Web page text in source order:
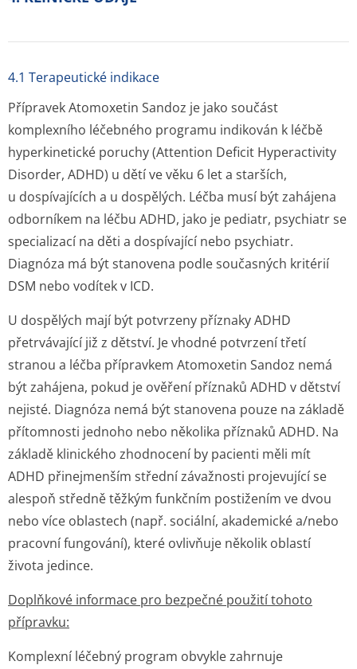
4.1 Terapeutické indikace
Přípravek Atomoxetin Sandoz je jako součást
komplexního léčebného programu indikován k léčbě
hyperkinetické poruchy (Attention Deficit Hyperactivity
Disorder, ADHD) u dětí ve věku 6 let a starších,
u dospívajících a u dospělých. Léčba musí být zahájena
odborníkem na léčbu ADHD, jako je pediatr, psychiatr se
specializací na děti a dospívající nebo psychiatr.
Diagnóza má být stanovena podle současných kritérií
DSM nebo vodítek v ICD.
U dospělých mají být potvrzeny příznaky ADHD
přetrvávající již z dětství. Je vhodné potvrzení třetí
stranou a léčba přípravkem Atomoxetin Sandoz nemá
být zahájena, pokud je ověření příznaků ADHD v dětství
nejisté. Diagnóza nemá být stanovena pouze na základě
přítomnosti jednoho nebo několika příznaků ADHD. Na
základě klinického zhodnocení by pacienti měli mít
ADHD přinejmenším střední závažnosti projevující se
alespoň středně těžkým funkčním postižením ve dvou
nebo více oblastech (např. sociální, akademické a/nebo
pracovní fungování), které ovlivňuje několik oblastí
života jedince.
Doplňkové informace pro bezpečné použití tohoto
přípravku:
Komplexní léčebný program obvykle zahrnuje